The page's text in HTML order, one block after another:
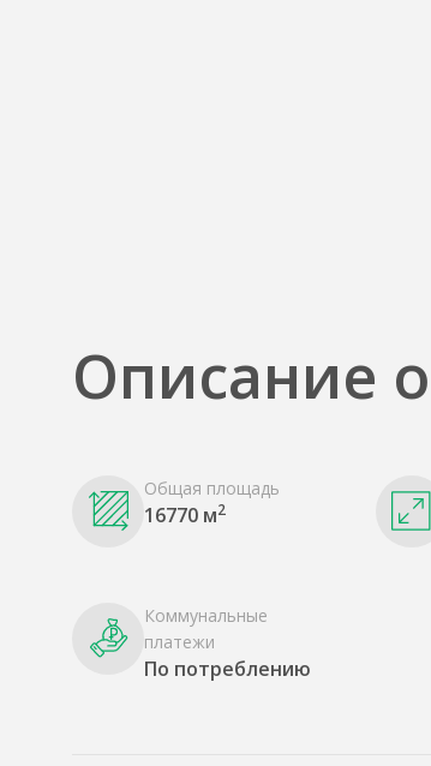
Описание
Общая площадь
16770 м2
Коммунальные
платежи
По потреблению